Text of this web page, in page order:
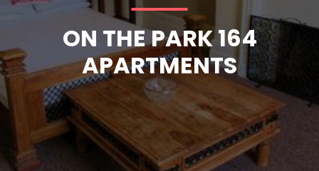
ON THE PARK 164
APARTMENTS